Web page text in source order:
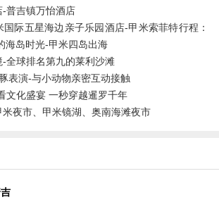
普吉镇万怡酒店
际五星海边亲子乐园酒店-甲米索菲特行程：
海岛时光-甲米四岛出海
全球排名第九的莱利沙滩
表演-与小动物亲密互动接触
文化盛宴 一秒穿越暹罗千年
夜市、甲米镜湖、奥南海滩夜市